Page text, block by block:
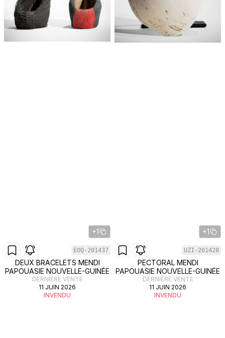
+1
EOQ-201437
DEUX BRACELETS MENDI
PAPOUASIE NOUVELLE-GUINÉE
DERNIÈRE VENTE
11 JUIN 2026
INVENDU
+1
UZI-201428
PECTORAL MENDI
PAPOUASIE NOUVELLE-GUINÉE
DERNIÈRE VENTE
11 JUIN 2026
INVENDU